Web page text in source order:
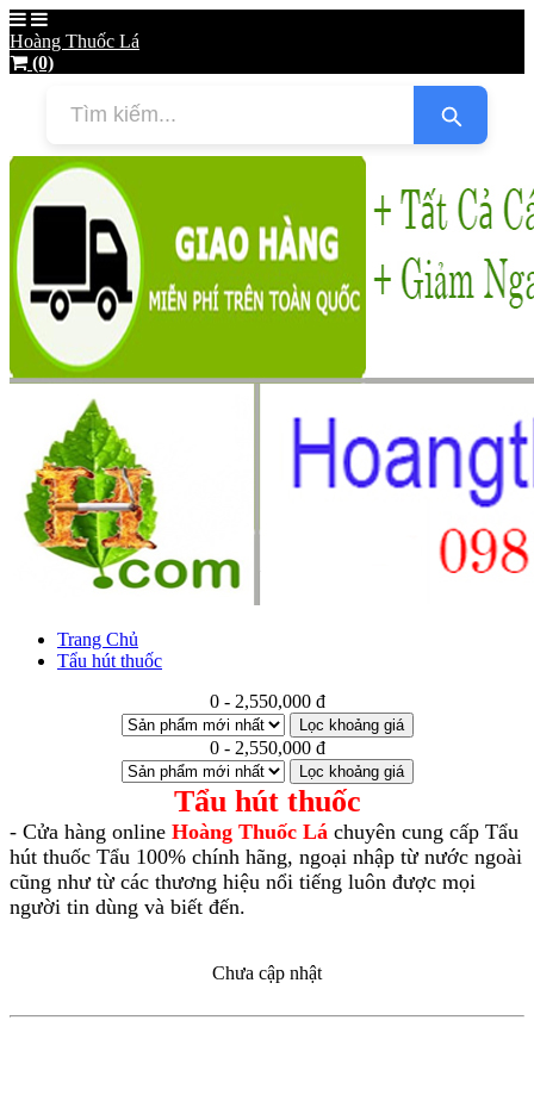
Hoàng Thuốc Lá
(0)
Trang Chủ
Tẩu hút thuốc
0 - 2,550,000 đ
Lọc khoảng giá
0 - 2,550,000 đ
Lọc khoảng giá
Tẩu hút thuốc
- Cửa hàng online Hoàng Thuốc Lá chuyên cung cấp Tẩu
hút thuốc Tẩu 100% chính hãng, ngoại nhập từ nước ngoài
cũng như từ các thương hiệu nổi tiếng luôn được mọi
người tin dùng và biết đến.
Chưa cập nhật